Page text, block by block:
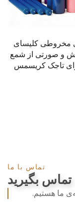
شمع نور قدس
مسیحی
تماس با ما
تماس بگیرید
ما هستیم.